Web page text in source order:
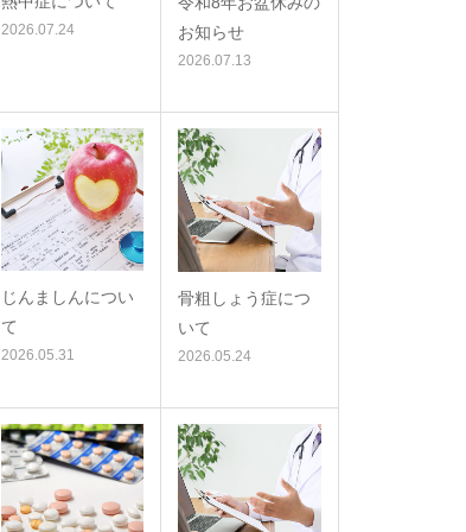
2026.07.24
お知らせ
2026.07.13
じんましんについ
て
2026.05.31
骨粗しょう症につ
いて
2026.05.24